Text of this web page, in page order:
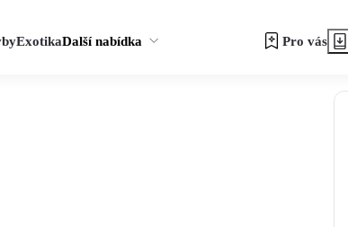
ExotikaDalší nabídka Pro vás